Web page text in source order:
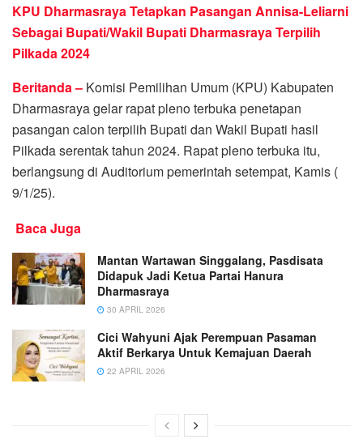
KPU Dharmasraya Tetapkan Pasangan Annisa-Leliarni
Sebagai Bupati/Wakil Bupati Dharmasraya Terpilih
Pilkada 2024
Beritanda – Komisi Pemilihan Umum (KPU) Kabupaten
Dharmasraya gelar rapat pleno terbuka penetapan
pasangan calon terpilih Bupati dan Wakil Bupati hasil
Pilkada serentak tahun 2024. Rapat pleno terbuka itu,
berlangsung di Auditorium pemerintah setempat, Kamis (
9/1/25).
Baca Juga
Mantan Wartawan Singgalang, Pasdisata
Didapuk Jadi Ketua Partai Hanura
Dharmasraya
30 APRIL 2026
Cici Wahyuni Ajak Perempuan Pasaman
Aktif Berkarya Untuk Kemajuan Daerah
22 APRIL 2026